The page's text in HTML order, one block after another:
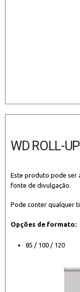
WD ROLL-
Este produto pode ser
fonte de divulgação.
Pode conter qualquer
Opções de formato:
85 / 100 / 120